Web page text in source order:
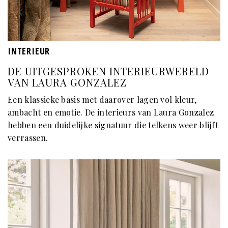
INTERIEUR
DE UITGESPROKEN INTERIEURWERELD
VAN LAURA GONZALEZ
Een klassieke basis met daarover lagen vol kleur,
ambacht en emotie. De interieurs van Laura Gonzalez
hebben een duidelijke signatuur die telkens weer blijft
verrassen.